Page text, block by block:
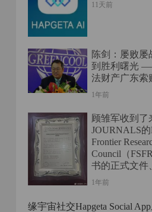
11天前
陈剑：屡败屡
到胜利曙光
法财产广东索
1年前
顾雏军收到
JOURNALS的
Frontier
Council（
书的正式文件
1年前
缘宇宙社交Hapgeta Social App